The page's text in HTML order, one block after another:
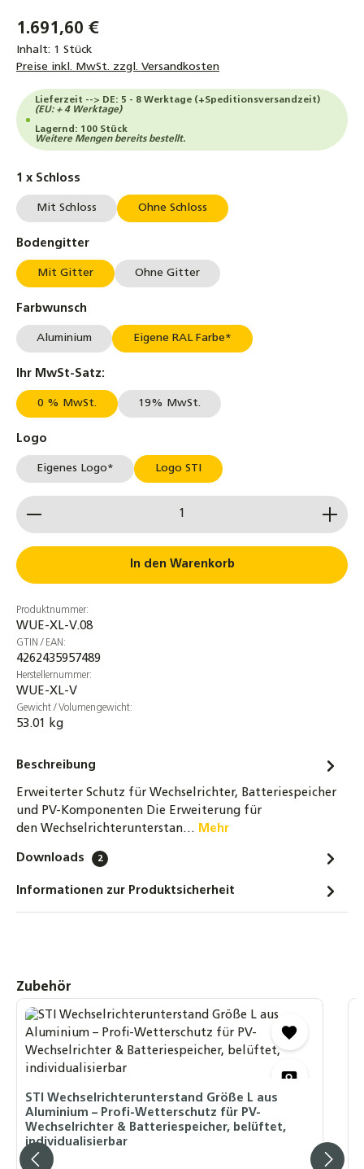
1.691,60 €
Inhalt: 1 Stück
Preise inkl. MwSt. zzgl. Versandkosten
Lieferzeit --> DE: 5 - 8 Werktage (+Speditionsversandzeit)
(EU: + 4 Werktage)
Lagernd: 100 Stück
Weitere Mengen bereits bestellt.
1 x Schloss
Mit Schloss Ohne Schloss
Bodengitterauswählen
Mit Gitter Ohne Gitter
Farbwunsch
Aluminium Eigene RAL Farbe*
Ihr MwSt-Satz:
0 % MwSt. 19% MwSt.
Logo
Eigenes Logo* Logo STI
Produkt Anzahl: Gib den gewünschten Wert ein
In den Warenkorb
Produktnummer:
WUE-XL-V.08
GTIN / EAN:
4262435957489
Herstellernummer:
WUE-XL-V
Gewicht / Volumengewicht:
53.01 kg
Beschreibung
Erweiterter Schutz für Wechselrichter, Batteriespeicher
und PV-Komponenten Die Erweiterung für
den Wechselrichterunterstan… Mehr
Downloads 2
Informationen zur Produktsicherheit
Produktgalerie überspringen
Zubehör
STI Wechselrichterunterstand Größe L aus
Aluminium – Profi-Wetterschutz für PV-
Wechselrichter & Batteriespeicher, belüftet,
individualisierbar